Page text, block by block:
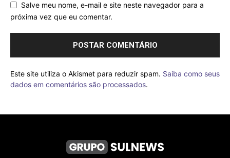
Salve meu nome, e-mail e site neste navegador para a
próxima vez que eu comentar.
Este site utiliza o Akismet para reduzir spam. Saiba como seus
dados em comentários são processados.